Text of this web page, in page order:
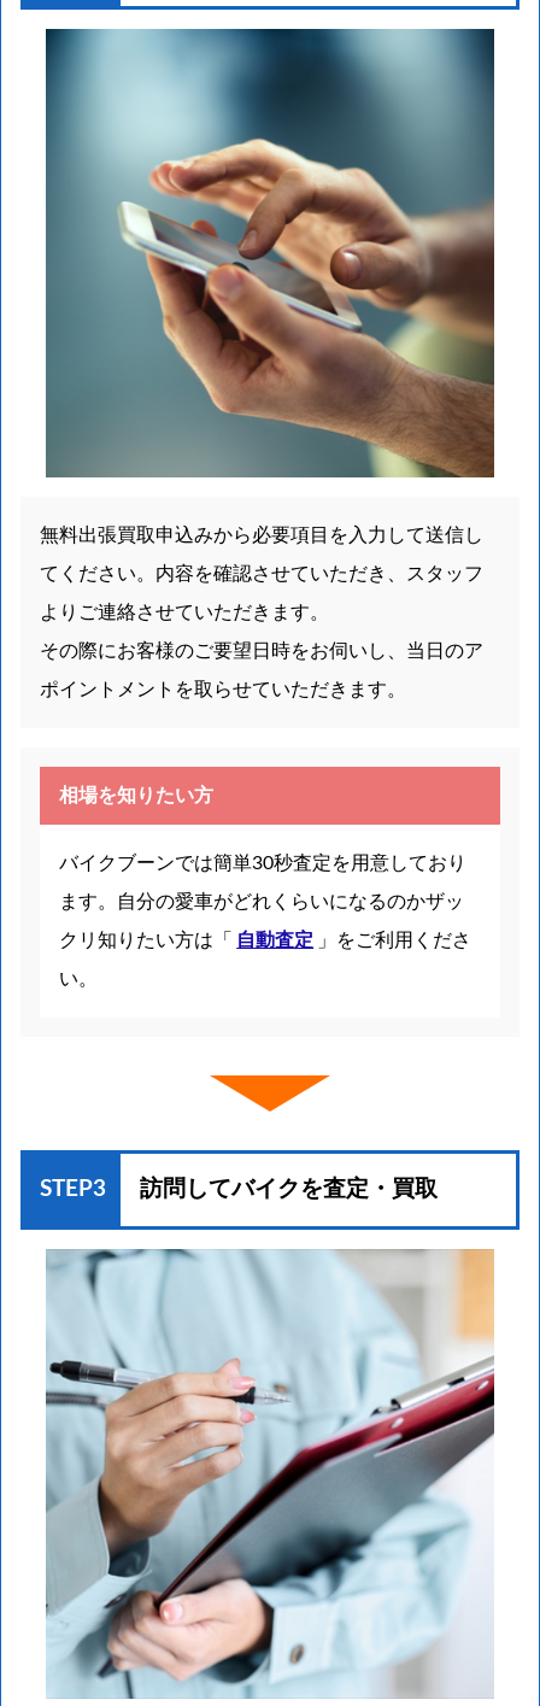
無料出張買取申込みから必要項目を入力して送信し
てください。内容を確認させていただき、スタッフ
よりご連絡させていただきます。
その際にお客様のご要望日時をお伺いし、当日のア
ポイントメントを取らせていただきます。
相場を知りたい方
バイクブーンでは簡単30秒査定を用意しており
ます。自分の愛車がどれくらいになるのかザッ
クリ知りたい方は「
自動査定 」をご利用くださ
い。
STEP3 訪問してバイクを査定・買取